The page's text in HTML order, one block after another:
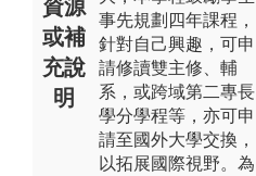
資源
或補
充說
明
事先規劃四年課程，
針對自己興趣，可申
請修讀雙主修、輔
系，或跨域第二專長
學分學程等，亦可申
請至國外大學交換，
以拓展國際視野。為